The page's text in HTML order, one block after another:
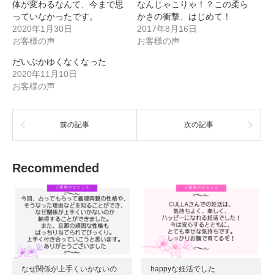
t
t
e
r
で
共
新
し
い
ウ
ィ
ド
共
有
す
る
に
リ
ッ
ク
し
さ
(
新
ン
ド
で
開
き
ま
す
)
体が変わるなんて、今まで思
っていなかったです。
2020年1月30日
お客様の声
なんじゃこりゃ！？この柔ら
かさの衝撃、はじめて！
2017年8月16日
お客様の声
だいぶかゆくなくなった
2020年11月10日
お客様の声
前の記事 次の記事
Recommended
なぜ関係が上手くいかないの
happyな妊活でした